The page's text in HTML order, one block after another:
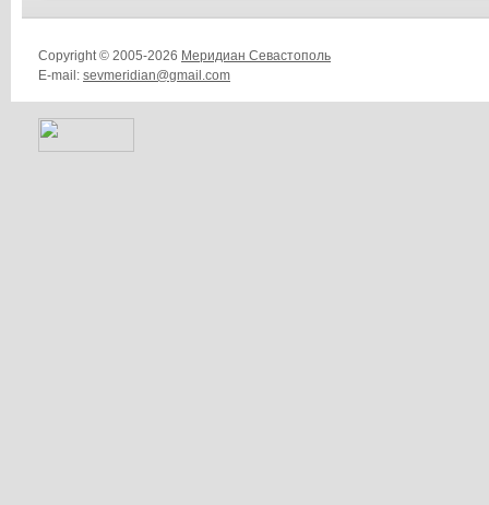
Copyright © 2005-2026 Меридиан Севастополь
E-mail: sevmeridian@gmail.com